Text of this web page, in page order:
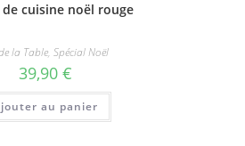
cuisine noël rouge
la Table, Spécial Noël
39,90 €
au panier